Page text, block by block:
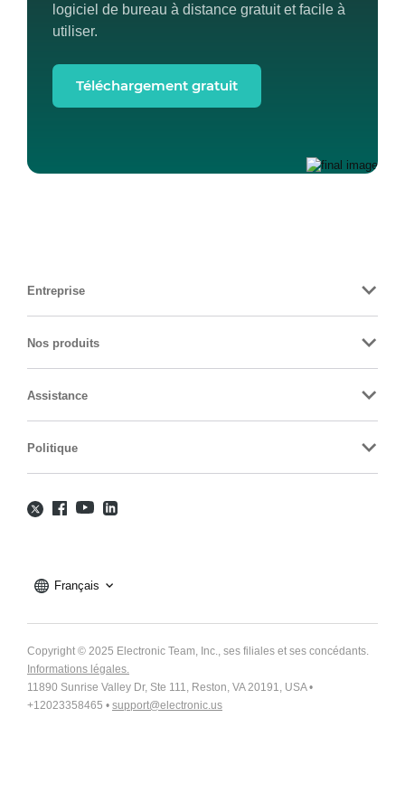
logiciel de bureau à distance gratuit et facile à
utiliser.
Téléchargement gratuit
Entreprise
Nos produits
Assistance
Politique
Français
Copyright © 2025 Electronic Team, Inc., ses filiales et ses concédants.
Informations légales.
11890 Sunrise Valley Dr, Ste 111, Reston, VA 20191, USA •
+12023358465 • support@electronic.us